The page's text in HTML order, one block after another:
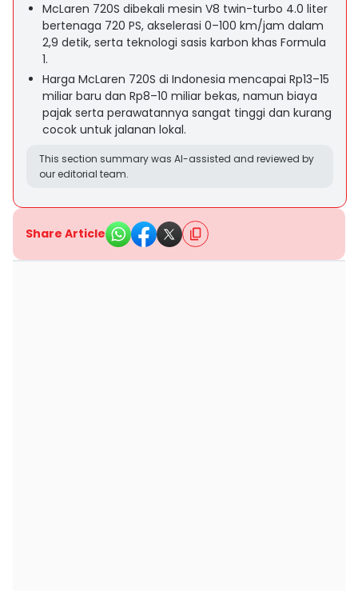
McLaren 720S dibekali mesin V8 twin-turbo 4.0 liter
bertenaga 720 PS, akselerasi 0–100 km/jam dalam
2,9 detik, serta teknologi sasis karbon khas Formula
1.
Harga McLaren 720S di Indonesia mencapai Rp13–15
miliar baru dan Rp8–10 miliar bekas, namun biaya
pajak serta perawatannya sangat tinggi dan kurang
cocok untuk jalanan lokal.
This section summary was AI-assisted and reviewed by
our editorial team.
Share Article